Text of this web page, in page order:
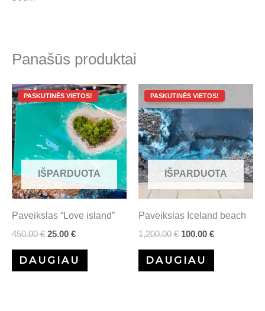
Panašūs produktai
IŠPARDUOTA
Paveikslas “Love island”
450.00€
Original
price
was:
450.00 €.
25.00 €
Current
price
is:
25.00 €.
DAUGIAU
IŠPARDUOTA
Paveikslas Iceland beach
1,200.00€
Original
price
was:
1,200.00 €.
100.00 €
Current
price
is:
DAUGIAU